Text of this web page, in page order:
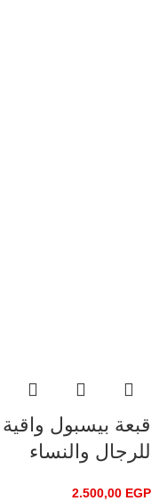
قبعة بيسبول
للرجال والنساء
2.500,00 EGP